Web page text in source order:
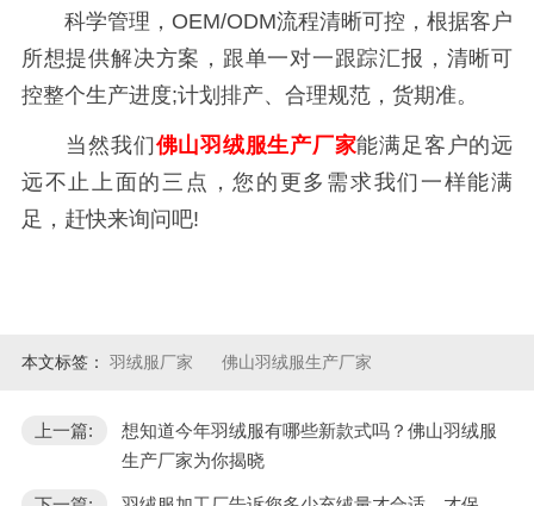
科学管理，OEM/ODM流程清晰可控，根据客户
所想提供解决方案，跟单一对一跟踪汇报，清晰可
控整个生产进度;计划排产、合理规范，货期准。
当然我们佛山羽绒服生产厂家能满足客户的远
远不止上面的三点，您的更多需求我们一样能满
足，赶快来询问吧!
本文标签： 羽绒服厂家 佛山羽绒服生产厂家
上一篇:
想知道今年羽绒服有哪些新款式吗？佛山羽绒服
生产厂家为你揭晓